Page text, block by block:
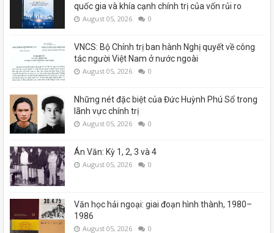
quốc gia và khía cạnh chính trị của vốn rủi ro
August 05, 2026 0
VNCS: Bộ Chính trị ban hành Nghị quyết về công
tác người Việt Nam ở nước ngoài
August 05, 2026 0
Những nét đặc biệt của Đức Huỳnh Phú Sổ trong
lãnh vực chính trị
August 05, 2026 0
Án Văn: Kỳ 1, 2, 3 và 4
August 05, 2026 0
Văn học hải ngoại: giai đoạn hình thành, 1980–
1986
August 05, 2026 0